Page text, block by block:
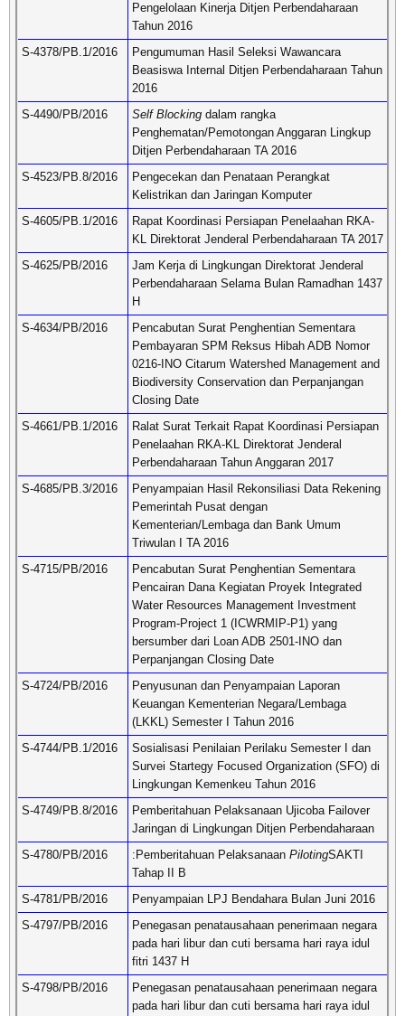
Pengelolaan Kinerja Ditjen Perbendaharaan
Tahun 2016
S-4378/PB.1/2016
Pengumuman Hasil Seleksi Wawancara
Beasiswa Internal Ditjen Perbendaharaan Tahun
2016
S-4490/PB/2016
Self Blocking dalam rangka
Penghematan/Pemotongan Anggaran Lingkup
Ditjen Perbendaharaan TA 2016
S-4523/PB.8/2016
Pengecekan dan Penataan Perangkat
Kelistrikan dan Jaringan Komputer
S-4605/PB.1/2016
Rapat Koordinasi Persiapan Penelaahan RKA-
KL Direktorat Jenderal Perbendaharaan TA 2017
S-4625/PB/2016
Jam Kerja di Lingkungan Direktorat Jenderal
Perbendaharaan Selama Bulan Ramadhan 1437
H
S-4634/PB/2016
Pencabutan Surat Penghentian Sementara
Pembayaran SPM Reksus Hibah ADB Nomor
0216-INO Citarum Watershed Management and
Biodiversity Conservation dan Perpanjangan
Closing Date
S-4661/PB.1/2016
Ralat Surat Terkait Rapat Koordinasi Persiapan
Penelaahan RKA-KL Direktorat Jenderal
Perbendaharaan Tahun Anggaran 2017
S-4685/PB.3/2016
Penyampaian Hasil Rekonsiliasi Data Rekening
Pemerintah Pusat dengan
Kementerian/Lembaga dan Bank Umum
Triwulan I TA 2016
S-4715/PB/2016
Pencabutan Surat Penghentian Sementara
Pencairan Dana Kegiatan Proyek Integrated
Water Resources Management Investment
Program-Project 1 (ICWRMIP-P1) yang
bersumber dari Loan ADB 2501-INO dan
Perpanjangan Closing Date
S-4724/PB/2016
Penyusunan dan Penyampaian Laporan
Keuangan Kementerian Negara/Lembaga
(LKKL) Semester I Tahun 2016
S-4744/PB.1/2016
Sosialisasi Penilaian Perilaku Semester I dan
Survei Startegy Focused Organization (SFO) di
Lingkungan Kemenkeu Tahun 2016
S-4749/PB.8/2016
Pemberitahuan Pelaksanaan Ujicoba Failover
Jaringan di Lingkungan Ditjen Perbendaharaan
S-4780/PB/2016
:Pemberitahuan Pelaksanaan PilotingSAKTI
Tahap II B
S-4781/PB/2016
Penyampaian LPJ Bendahara Bulan Juni 2016
S-4797/PB/2016
Penegasan penatausahaan penerimaan negara
pada hari libur dan cuti bersama hari raya idul
fitri 1437 H
S-4798/PB/2016
Penegasan penatausahaan penerimaan negara
pada hari libur dan cuti bersama hari raya idul